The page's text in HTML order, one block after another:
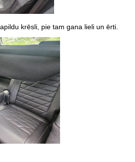
krēsli, pie tam gana lieli un ērti.